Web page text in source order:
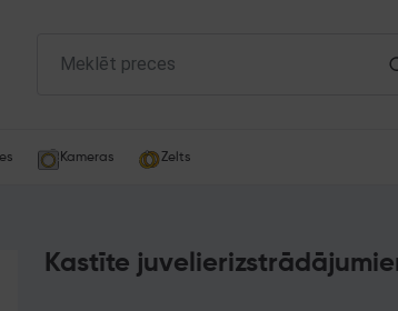
Kameras Zelts
Kastīte